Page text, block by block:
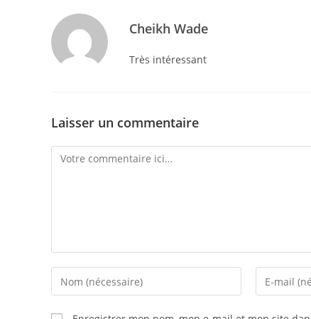
Cheikh Wade
Très intéressant
Laisser un commentaire